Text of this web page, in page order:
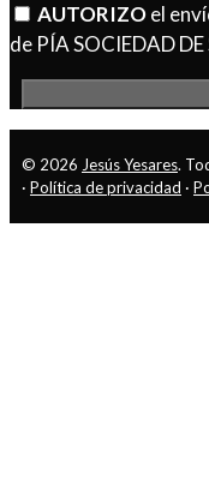
AUTORIZOel
de PÍA SOCIEDAD
© 2026 Jesús Yesares.
· Política de privacidad ·